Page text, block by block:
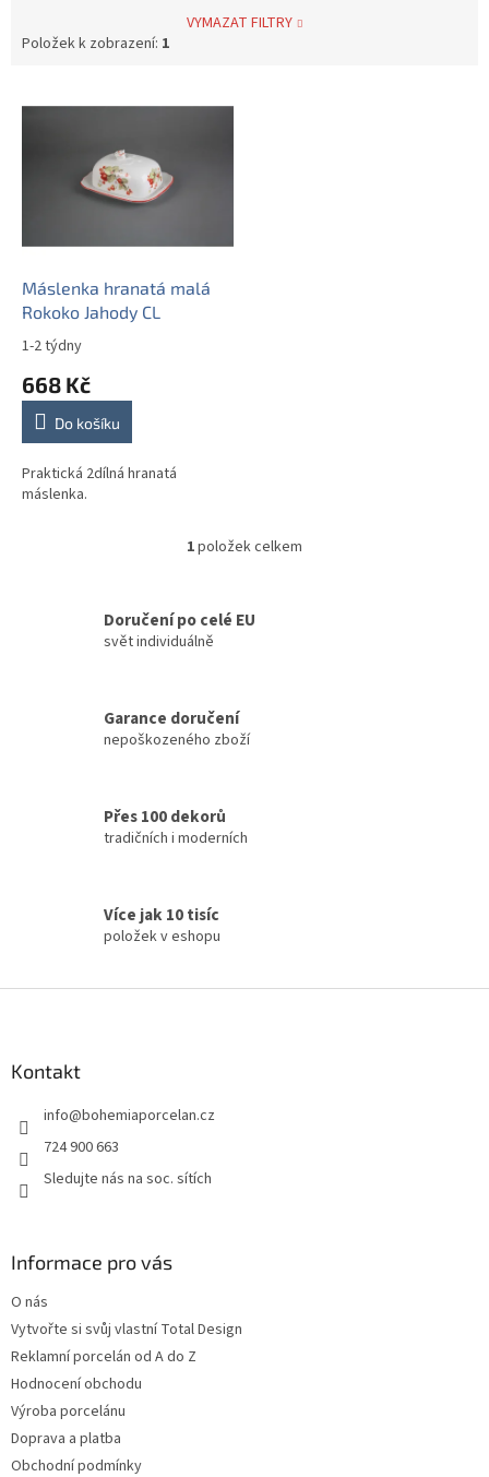
VYMAZAT FILTRY
Položek k zobrazení: 1
Máslenka hranatá malá
Rokoko Jahody CL
1-2 týdny
668 Kč
Do košíku
Praktická 2dílná hranatá
máslenka.
O
á
r
ý
1položek celkem
Doručení po celé EU
svět individuálně
Garance doručení
nepoškozeného zboží
Přes 100 dekorů
tradičních i moderních
Více jak 10 tisíc
položek v eshopu
Kontakt
info@bohemiaporcelan.cz
724 900 663
Sledujte nás na soc. sítích
Informace pro vás
O nás
Vytvořte si svůj vlastní Total Design
Reklamní porcelán od A do Z
Hodnocení obchodu
Výroba porcelánu
Doprava a platba
Obchodní podmínky